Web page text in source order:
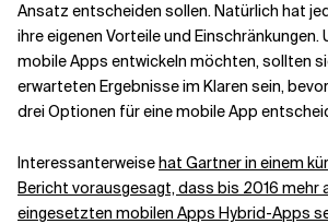
Ansatz entscheiden sollen. Natürlich hat
ihre eigenen Vorteile und Einschränkungen.
mobile Apps entwickeln möchten, sollten
erwarteten Ergebnisse im Klaren sein,
drei Optionen für eine mobile App
Interessanterweisehat Gartner in einem
Bericht vorausgesagt, dass bis 2016 mehr
eingesetzten mobilen Apps Hybrid-Apps